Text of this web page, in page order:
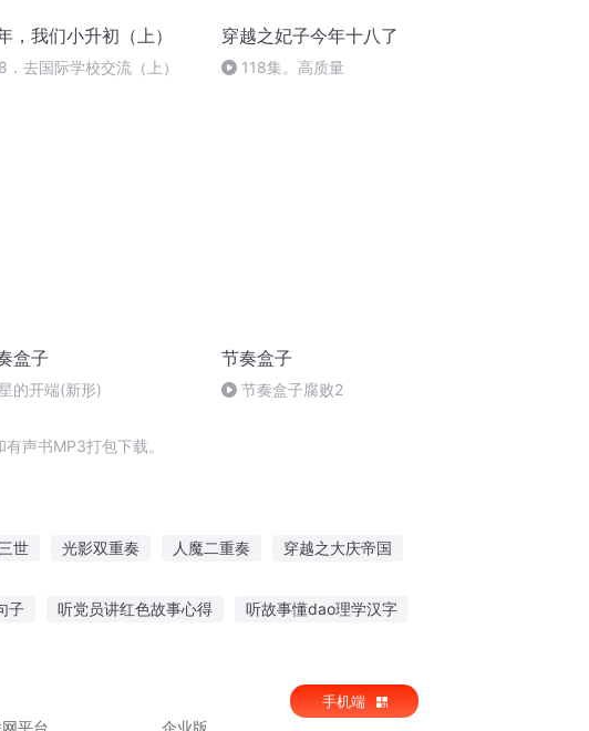
，我们小升初（上）
8．去国际学校交流（上）
穿越之妃子今年十八了
118集。高质量
盒子
的开端(新形)
节奏盒子
节奏盒子腐败2
声书MP3打包下载。
世 光影双重奏 人魔二重奏 穿越之大庆帝国
子 听党员讲红色故事心得 听故事懂dao理学汉字
平台 企业版
手机端